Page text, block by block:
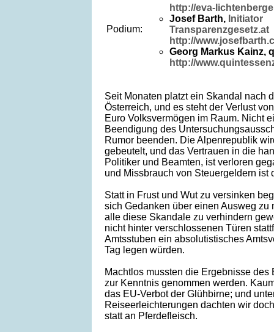
Podium:
http://eva-
Josef Barth, Initiator
Transparenzgesetz.at
http://
Georg Markus Kainz,
http://
Seit Monaten platzt ein Skandal nach
Österreich, und es steht der Verlust
Euro Volksvermögen im Raum. Nicht
Beendigung des
Rumor beenden. Die Alpenrepublik
gebeutelt, und das Vertrauen in die
Politiker und Beamten, ist verloren
und Missbrauch von Steuergeldern ist
Statt in Frust und Wut zu versinken
sich Gedanken über einen Ausweg zu
alle diese Skandale zu verhindern
nicht hinter verschlossenen Türen
Amtsstuben ein absolutistisches
Tag legen würden.
Machtlos mussten die Ergebnisse des
zur Kenntnis genommen werden.
das EU-Verbot der Glühbirne; und
Reiseerleichterungen dachten wir
statt an Pferdefleisch.